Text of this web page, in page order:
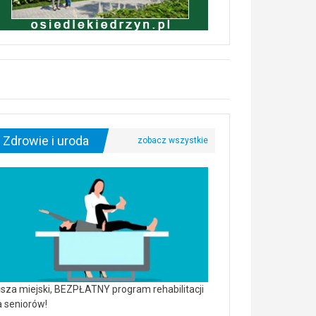
Zdrowie i uroda
miejski, BEZPŁATNY program rehabilitacji
seniorów!